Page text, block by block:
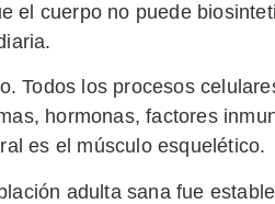
el cuerpo no puede
Todos los procesos
hormonas, factores
es el músculo esquelético.
adulta sana fue